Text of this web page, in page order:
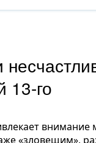
13-го
внимание
«зловещим»,